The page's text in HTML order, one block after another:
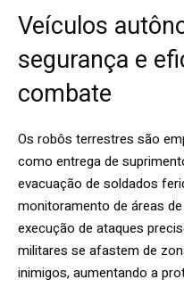
Veículos
segurança e
combate
Os robôs terrestres são
como entrega de
evacuação de soldados
monitoramento de áreas
execução de ataques
militares se afastem de
inimigos, aumentando a